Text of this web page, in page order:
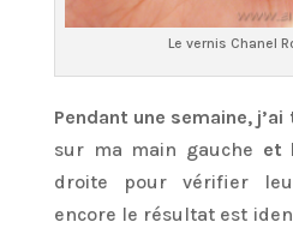
Le vernis Chanel
Pendant une semaine,
sur ma main gauche et
droite pour vérifier
encore le résultat est